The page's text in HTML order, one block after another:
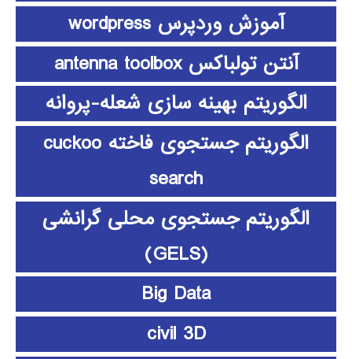
آموزش وردپرس wordpress
آنتن تولباکس antenna toolbox
الگوریتم بهینه سازی شعله-پروانه
الگوریتم جستجوی فاخته cuckoo
search
الگوریتم جستجوی محلی گرانشی
(GELS)
Big Data
civil 3D